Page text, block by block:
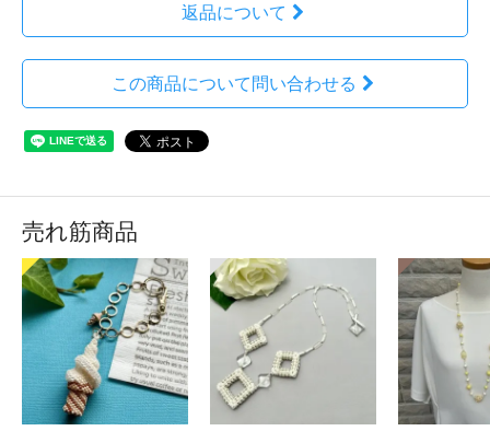
返品について
この商品について問い合わせる
売れ筋商品